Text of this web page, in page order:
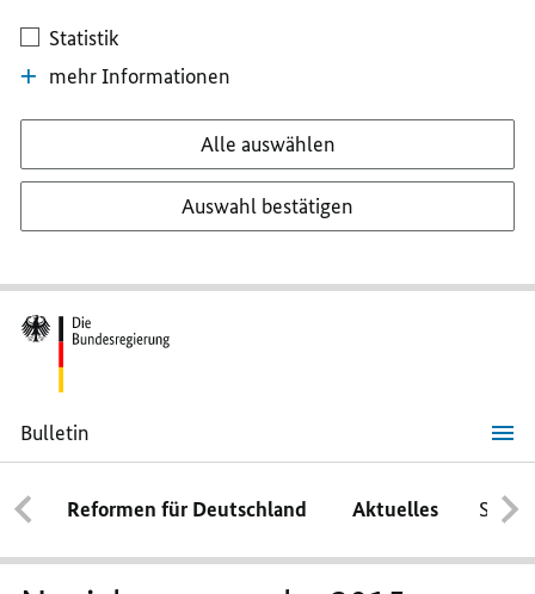
Statistik
mehr Informationen
Alle auswählen
Auswahl bestätigen
Bulletin
Neujahrsansprache
2015 Reformen für Deutschland Aktuelles